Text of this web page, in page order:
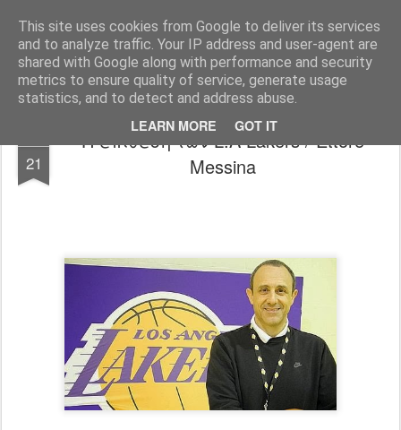
This site uses cookies from Google to deliver its services
and to analyze traffic. Your IP address and user-agent are
shared with Google along with performance and security
metrics to ensure quality of service, generate usage
statistics, and to detect and address abuse.
LEARN MORE GOT IT
All About Basketball Coaching Πάθος ,ομαδικότητα , μαχητικότητα , αντίληψη... με μια λέξη MΠΑΣΚΕΤ... .!!! Αγάπη μεγάλη που κρύβει πολλά μυστικά ...
21
Η επίθεση των L.A Lakers / Ettore
Messina